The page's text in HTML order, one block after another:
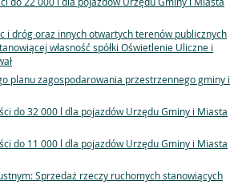
i dróg oraz innych otwartych terenów publicznych
własność spółki Oświetlenie Uliczne i
planu zagospodarowania przestrzennego gminy i
do 32 000 l dla pojazdów Urzędu Gminy i Miasta
do 11 000 l dla pojazdów Urzędu Gminy i Miasta
Sprzedaż rzeczy ruchomych stanowiących